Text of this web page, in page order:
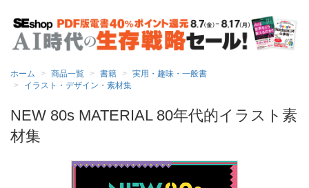
ホーム 商品一覧 書籍
実用・趣味・一般書
イラスト・デザイン・素材集
NEW 80s MATERIAL 80年代的イラスト素
材集